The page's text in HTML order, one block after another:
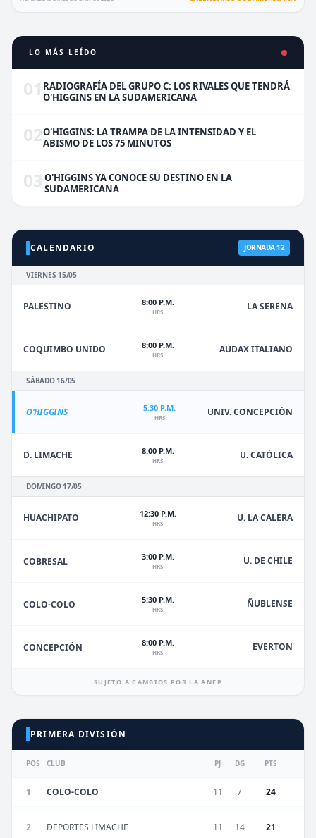
LO MÁS LEÍDO
01 RADIOGRAFÍA DEL GRUPO C: LOS RIVALES QUE TENDRÁ
O'HIGGINS EN LA SUDAMERICANA
02O'HIGGINS: LA TRAMPA DE LA INTENSIDAD Y EL
ABISMO DE LOS 75 MINUTOS
03 O'HIGGINS YA CONOCE SU DESTINO EN LA
SUDAMERICANA
CALENDARIO JORNADA 12
VIERNES 15/05
PALESTINO 8:00 P.M.
HRS LA SERENA
COQUIMBO UNIDO 8:00 P.M.
HRS AUDAX ITALIANO
SÁBADO 16/05
O'HIGGINS 5:30 P.M.
HRS UNIV. CONCEPCIÓN
D. LIMACHE 8:00 P.M.
HRS U. CATÓLICA
DOMINGO 17/05
HUACHIPATO 12:30 P.M.
HRS U. LA CALERA
COBRESAL 3:00 P.M.
HRS U. DE CHILE
COLO-COLO 5:30 P.M.
HRS ÑUBLENSE
CONCEPCIÓN 8:00 P.M.
HRS EVERTON
SUJETO A CAMBIOS POR LA ANFP
PRIMERA DIVISIÓN
POS CLUB PJ DG PTS
1 COLO-COLO 11 7 24
2 DEPORTES LIMACHE 11 14 21